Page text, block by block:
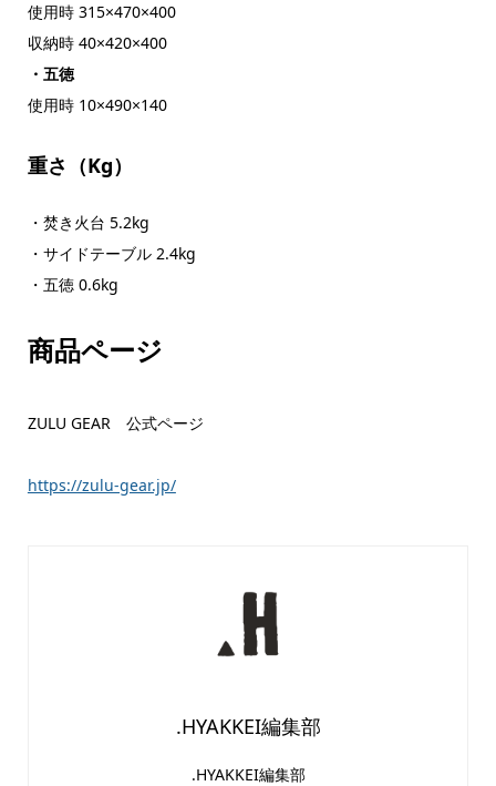
使用時 315×470×400
収納時 40×420×400
・五徳
使用時 10×490×140
重さ（Kg）
・焚き火台 5.2kg
・サイドテーブル 2.4kg
・五徳 0.6kg
商品ページ
ZULU GEAR 公式ページ
https://zulu-gear.jp/
.HYAKKEI編集部
.HYAKKEI編集部